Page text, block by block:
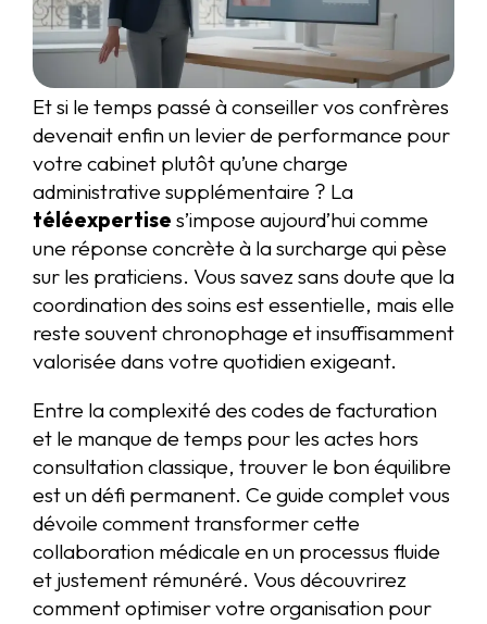
Et si le temps passé à conseiller vos confrères
devenait enfin un levier de performance pour
votre cabinet plutôt qu’une charge
administrative supplémentaire ? La
téléexpertise s’impose aujourd’hui comme
une réponse concrète à la surcharge qui pèse
sur les praticiens. Vous savez sans doute que la
coordination des soins est essentielle, mais elle
reste souvent chronophage et insuffisamment
valorisée dans votre quotidien exigeant.
Entre la complexité des codes de facturation
et le manque de temps pour les actes hors
consultation classique, trouver le bon équilibre
est un défi permanent. Ce guide complet vous
dévoile comment transformer cette
collaboration médicale en un processus fluide
et justement rémunéré. Vous découvrirez
comment optimiser votre organisation pour